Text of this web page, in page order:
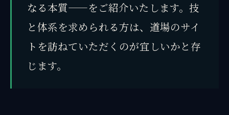
なる本質——をご紹介いたします。技
と体系を求められる方は、道場のサイ
トを訪ねていただくのが宜しいかと存
じます。